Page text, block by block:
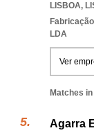
LISBOA,
LDA
Ver
Matches
Agarra